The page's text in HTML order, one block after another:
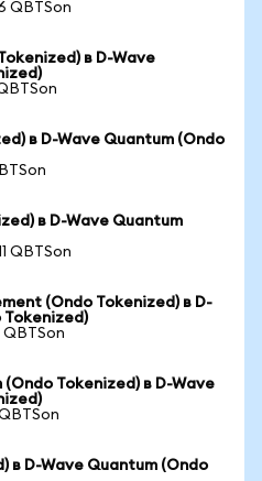
QBTSon
в D-Wave
в D-Wave Quantum (Ondo
в D-Wave Quantum
QBTSon
(Ondo Tokenized) в D-
Tokenized)
Tokenized) в D-Wave
в D-Wave Quantum (Ondo